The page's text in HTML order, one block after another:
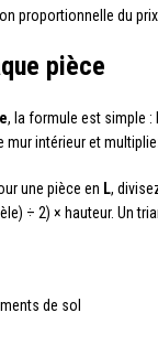
proportionnelle du
pièce
, la formule est simple :
mur intérieur et
une pièce en L,
÷ 2) × hauteur. Un
de sol